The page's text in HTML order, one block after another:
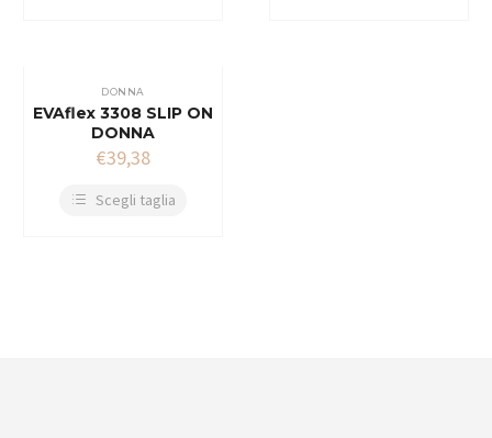
DONNA
EVAflex 3308 SLIP ON
DONNA
€39,38
Scegli taglia